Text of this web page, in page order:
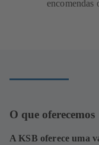
encomendas
O que oferecemos
A KSB oferece uma